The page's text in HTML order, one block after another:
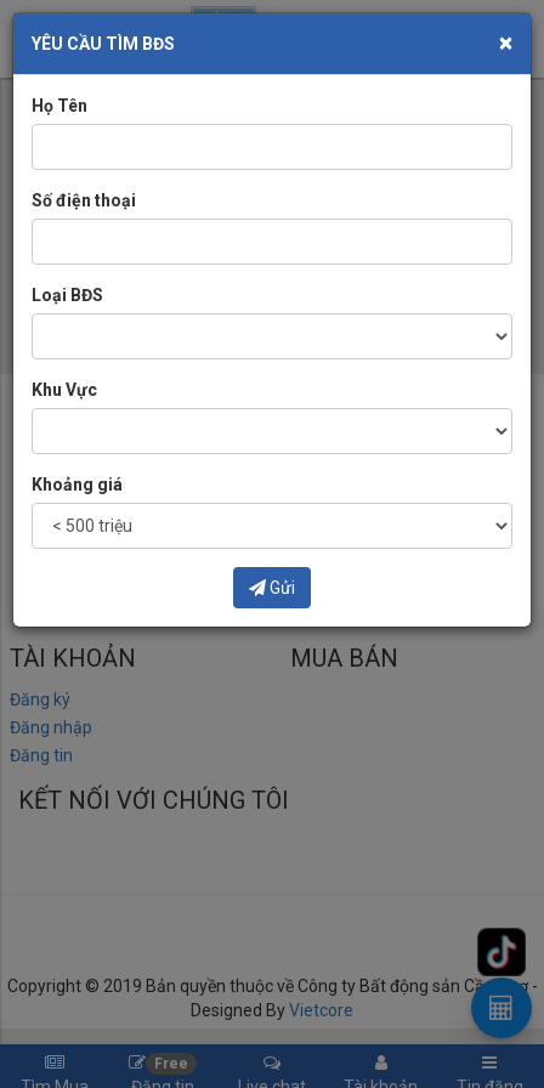
Free
YÊU CẦU TÌM BĐS ×
Họ Tên
Số điện thoại
Loại BĐS
Khu Vực
Khoảng giá
Gửi
Chuyên trang mua bán trao đổi bất động sản, nhà đất khu vực Cần
Thơ
(+84) 979 660 889
23 Nguyễn Tri Phương, P. An Khánh, Q. Ninh Kiều, TP. Cần Thơ
batdongsancantho1@gmail.com
TÀI KHOẢN
Đăng ký
Đăng nhập
Đăng tin
MUA BÁN
KẾT NỐI VỚI CHÚNG TÔI
Copyright © 2019 Bản quyền thuộc về Công ty Bất động sản Cần Thơ -
Designed ByVietcore